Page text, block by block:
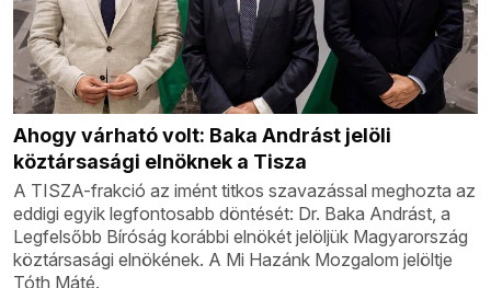
Ahogy várható volt: Baka Andrást jelöli
köztársasági elnöknek a Tisza
A TISZA-frakció az imént titkos szavazással meghozta az
eddigi egyik legfontosabb döntését: Dr. Baka Andrást, a
Legfelsőbb Bíróság korábbi elnökét jelöljük Magyarország
köztársasági elnökének. A Mi Hazánk Mozgalom jelöltje
Tóth Máté.